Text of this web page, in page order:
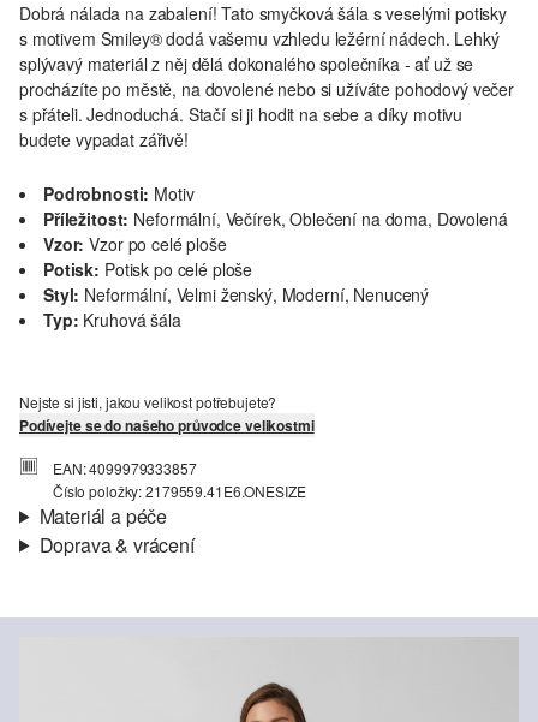
Dobrá nálada na zabalení! Tato smyčková šála s veselými potisky
s motivem Smiley® dodá vašemu vzhledu ležérní nádech. Lehký
splývavý materiál z něj dělá dokonalého společníka - ať už se
procházíte po městě, na dovolené nebo si užíváte pohodový večer
s přáteli. Jednoduchá. Stačí si ji hodit na sebe a díky motivu
budete vypadat zářivě!
Podrobnosti: Motiv
Příležitost: Neformální, Večírek, Oblečení na doma, Dovolená
Vzor: Vzor po celé ploše
Potisk: Potisk po celé ploše
Styl: Neformální, Velmi ženský, Moderní, Nenucený
Typ: Kruhová šála
Nejste si jisti, jakou velikost potřebujete?
Podívejte se do našeho průvodce velikostmi
EAN: 4099979333857
Číslo položky: 2179559.41E6.ONESIZE
Materiál a péče
Materiál: Polyester
Doprava & vrácení
Vaše objednávka bude odeslána do 4-8 pracovních dnů
standardní doručení jsou 119,00 Kč .